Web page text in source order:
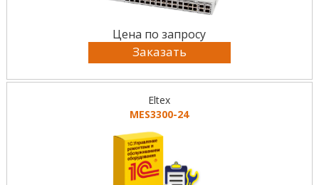
Цена по запросу
Заказать
Eltex
MES3300-24